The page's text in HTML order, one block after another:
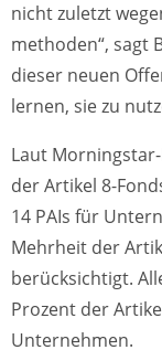
nicht zuletzt
methoden“, sagt
dieser neuen
lernen, sie zu
Laut
der Artikel 8-
14 PAIs für
Mehrheit der
berücksichtigt.
Prozent der
Unternehmen.